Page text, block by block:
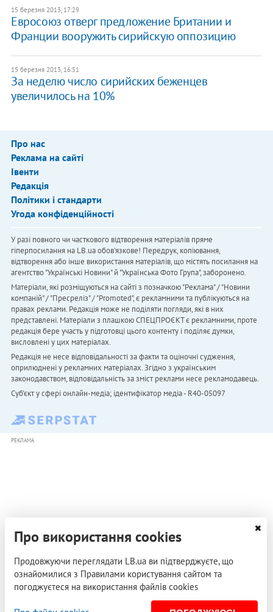
15 березня 2013, 17:29
Евросоюз отверг предложение Британии и
Франции вооружить сирийскую оппозицию
15 березня 2013, 16:51
За неделю число сирийских беженцев
увеличилось на 10%
Про нас
Реклама на сайті
Івенти
Редакція
Політики і стандарти
Угода конфіденційності
У разі повного чи часткового відтворення матеріалів пряме
гіперпосилання на LB.ua обов'язкове! Передрук, копіювання,
відтворення або інше використання матеріалів, що містять посилання на
агентство "Українськi Новини" й "Українська Фото Група", заборонено.
Матеріали, які розміщуються на сайті з позначкою "Реклама" / "Новини
компаній" / "Пресреліз" / "Promoted", є рекламними та публікуються на
правах реклами. Редакція може не поділяти погляди, які в них
представлені. Матеріали з плашкою СПЕЦПРОЄКТ є рекламними, проте
редакція бере участь у підготовці цього контенту і поділяє думки,
висловлені у цих матеріалах.
Редакція не несе відповідальності за факти та оціночні судження,
оприлюднені у рекламних матеріалах. Згідно з українським
законодавством, відповідальність за зміст реклами несе рекламодавець.
Cуб'єкт у сфері онлайн-медіа; ідентифікатор медіа - R40-05097
РЕКЛАМА
Про використання cookies
Продовжуючи переглядати LB.ua ви підтверджуєте, що
ознайомилися з Правилами користування сайтом та
погоджуєтеся на використання файлів cookies